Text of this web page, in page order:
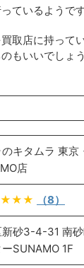
ているようです
取店に持って
もいいでしょう
のキタムラ 東京
店
（8）
新砂3-4-31 南
SUNAMO 1F